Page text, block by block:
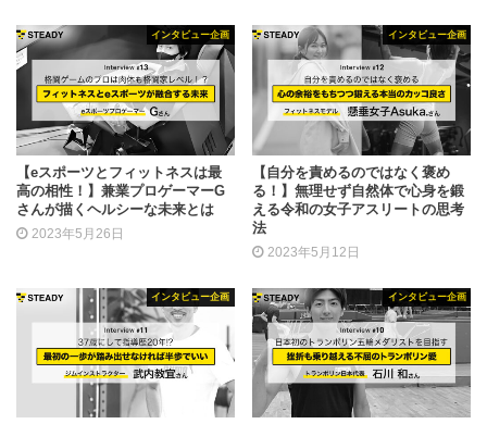
インタビュー企画
【eスポーツとフィットネスは最
高の相性！】兼業プロゲーマーG
さんが描くヘルシーな未来とは
2023年5月26日
インタビュー企画
【自分を責めるのではなく褒め
る！】無理せず自然体で心身を鍛
える令和の女子アスリートの思考
法
2023年5月12日
インタビュー企画 インタビュー企画